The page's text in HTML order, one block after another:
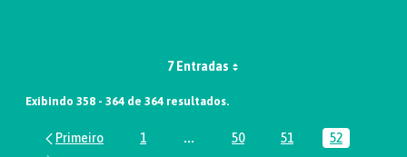
7 Entradas
Exibindo 358 - 364 de 364 resultados.
Página
1 ...Páginas intermediárias Usar ABA
Página
50 Página
51 Página
52